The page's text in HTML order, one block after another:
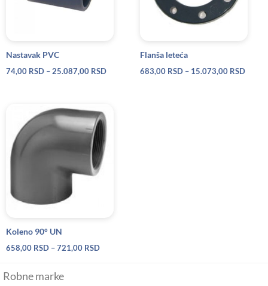
Nastavak PVC
74,00 RSD – 25.087,00 RSD
Flanša leteća
683,00 RSD – 15.073,00 RSD
Koleno 90° UN
658,00 RSD – 721,00 RSD
cena:
od
658,00 RSD
do
721,00 RSD
Robne marke